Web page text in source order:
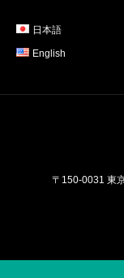
日本語
English
〒150-0031 東